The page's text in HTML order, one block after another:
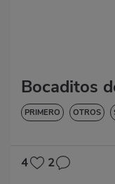
Bocaditos
PRIMERO OTROS
4 2